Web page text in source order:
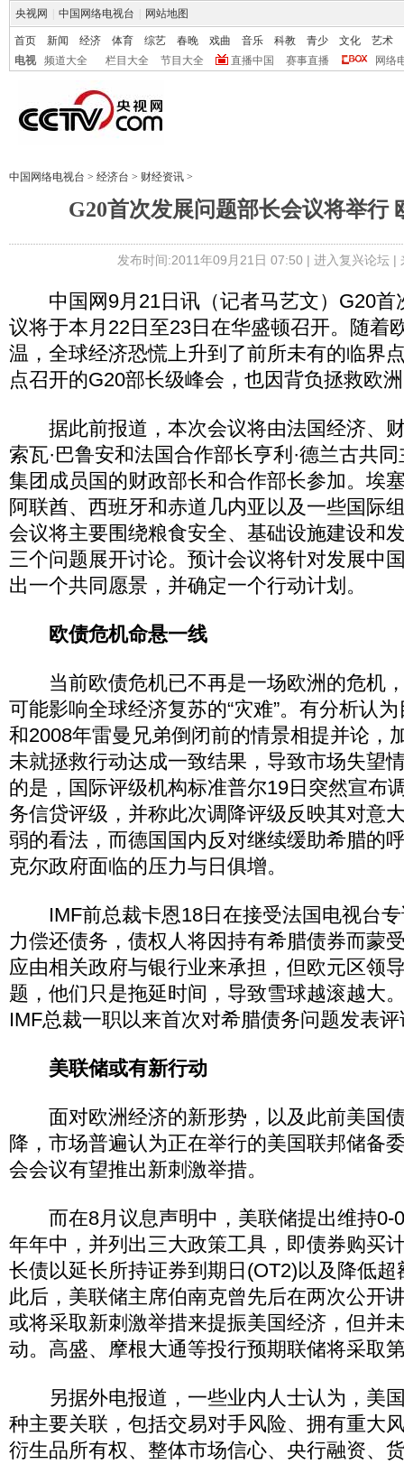
央视网 中国网络电视台 网站地图
首页 新闻 经济 体育 综艺 春晚 戏曲 音乐 科教 青少 文化
艺术
电视
频道大全 栏目大全 节目大全 直播中国 赛事直播 网络
中国网络电视台 > 经济台 > 财经资讯 >
G20首次发展问题部长会议将举行
发布时间:2011年09月21日 07:50 | 进入复兴论坛|
中国网9月21日讯（记者马艺文）G20首
议将于本月22日至23日在华盛顿召开。随着
温，全球经济恐慌上升到了前所未有的临界
点召开的G20部长级峰会，也因背负拯救欧
据此前报道，本次会议将由法国经济、
索瓦·巴鲁安和法国合作部长亨利·德兰古共
集团成员国的财政部长和合作部长参加。埃
阿联酋、西班牙和赤道几内亚以及一些国际
会议将主要围绕粮食安全、基础设施建设和
三个问题展开讨论。预计会议将针对发展中
出一个共同愿景，并确定一个行动计划。
欧债危机命悬一线
当前欧债危机已不再是一场欧洲的危机
可能影响全球经济复苏的“灾难”。有分析认
和2008年雷曼兄弟倒闭前的情景相提并论，
未就拯救行动达成一致结果，导致市场失望
的是，国际评级机构标准普尔19日突然宣布
务信贷评级，并称此次调降评级反映其对意
弱的看法，而德国国内反对继续缓助希腊的
克尔政府面临的压力与日俱增。
IMF前总裁卡恩18日在接受法国电视台专
力偿还债务，债权人将因持有希腊债券而蒙
应由相关政府与银行业来承担，但欧元区领
题，他们只是拖延时间，导致雪球越滚越大
IMF总裁一职以来首次对希腊债务问题发表
美联储或有新行动
面对欧洲经济的新形势，以及此前美国
降，市场普遍认为正在举行的美国联邦储备
会会议有望推出新刺激举措。
而在8月议息声明中，美联储提出维持0-
年年中，并列出三大政策工具，即债券购买
长债以延长所持证券到期日(OT2)以及降低
此后，美联储主席伯南克曾先后在两次公开
或将采取新刺激举措来提振美国经济，但并
动。高盛、摩根大通等投行预期联储将采取
另据外电报道，一些业内人士认为，美
种主要关联，包括交易对手风险、拥有重大
衍生品所有权、整体市场信心、央行融资、